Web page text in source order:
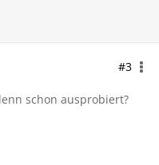
#3
schon ausprobiert?